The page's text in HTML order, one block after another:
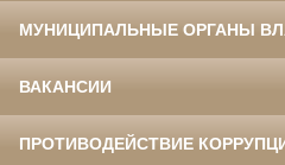
МУНИЦИПАЛЬНЫЕ ОРГАНЫ
ВАКАНСИИ
ПРОТИВОДЕЙСТВИЕ